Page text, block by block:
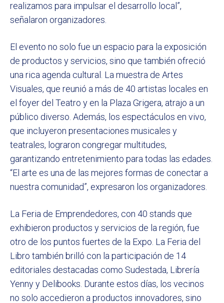
realizamos para impulsar el desarrollo local”,
señalaron organizadores.
El evento no solo fue un espacio para la exposición
de productos y servicios, sino que también ofreció
una rica agenda cultural. La muestra de Artes
Visuales, que reunió a más de 40 artistas locales en
el foyer del Teatro y en la Plaza Grigera, atrajo a un
público diverso. Además, los espectáculos en vivo,
que incluyeron presentaciones musicales y
teatrales, lograron congregar multitudes,
garantizando entretenimiento para todas las edades.
“El arte es una de las mejores formas de conectar a
nuestra comunidad”, expresaron los organizadores.
La Feria de Emprendedores, con 40 stands que
exhibieron productos y servicios de la región, fue
otro de los puntos fuertes de la Expo. La Feria del
Libro también brilló con la participación de 14
editoriales destacadas como Sudestada, Librería
Yenny y Delibooks. Durante estos días, los vecinos
no solo accedieron a productos innovadores, sino